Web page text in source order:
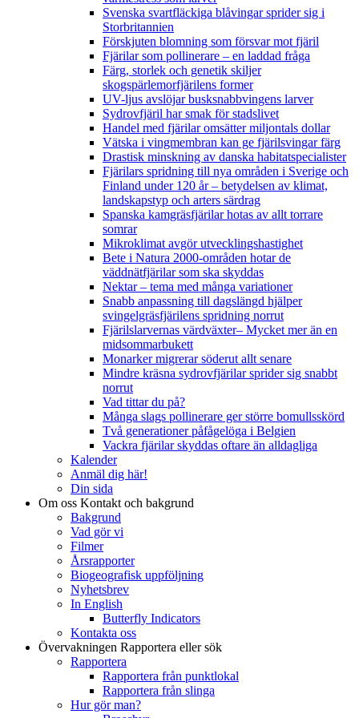
Svenska svartfläckiga blåvingar sprider sig i
Storbritannien
Förskjuten blomning som försvar mot fjäril
Fjärilar som pollinerare – en laddad fråga
Färg, storlek och genetik skiljer
skogspärlemorfjärilens former
UV-ljus avslöjar busksnabbvingens larver
Sydrovfjäril har smak för stadslivet
Handel med fjärilar omsätter miljontals dollar
Vätska i vingmembran kan ge fjärilsvingar färg
Drastisk minskning av danska habitatspecialister
Fjärilars spridning till nya områden i Sverige och
Finland under 120 år– betydelsen av klimat,
landskapstyp och arters särdrag
Spanska kamgräsfjärilar hotas av allt torrare
somrar
Mikroklimat avgör utvecklingshastighet
Bete i Natura 2000-områden hotar de
väddnätfjärilar som ska skyddas
Nektar – tema med många variationer
Snabb anpassning till dagslängd hjälper
svingelgräsfjärilens spridning norrut
Fjärilslarvernas värdväxter– Mycket mer än en
midsommarbukett
Monarker migrerar söderut allt senare
Mindre kräsna sydrovfjärilar sprider sig snabbt
norrut
Vad tittar du på?
Många slags pollinerare ger större bomullsskörd
Två generationer påfågelöga i Belgien
Vackra fjärilar skyddas oftare än alldagliga
Kalender
Anmäl dig här!
Din sida
Om oss Kontakt och bakgrund
Bakgrund
Vad gör vi
Filmer
Årsrapporter
Biogeografisk uppföljning
Nyhetsbrev
In English
Butterfly Indicators
Kontakta oss
Övervakningen Rapportera eller sök
Rapportera
Rapportera från punktlokal
Rapportera från slinga
Hur gör man?